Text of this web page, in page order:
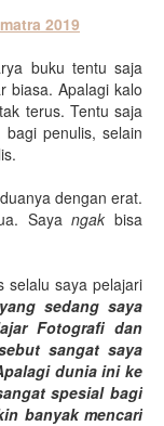
2019
buku tentu saja
biasa. Apalagi kalo
terus. Tentu saja
penulis, selain
dengan erat.
Sayangak bisa
selalu saya pelajari
sedang saya
Fotografi dan
sangat saya
dunia ini ke
spesial bagi
banyak mencari